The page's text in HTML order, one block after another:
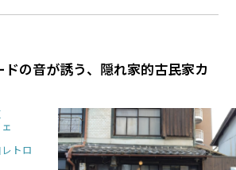
の音が誘う、隠れ家的古民家カ
トロ